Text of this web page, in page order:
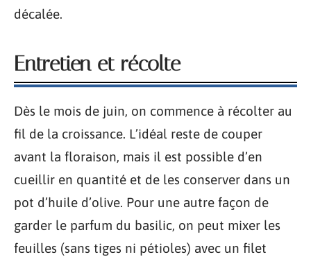
décalée.
Entretien et récolte
Dès le mois de juin, on commence à récolter au
fil de la croissance. L’idéal reste de couper
avant la floraison, mais il est possible d’en
cueillir en quantité et de les conserver dans un
pot d’huile d’olive. Pour une autre façon de
garder le parfum du basilic, on peut mixer les
feuilles (sans tiges ni pétioles) avec un filet